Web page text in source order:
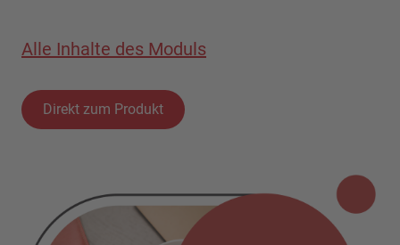
Alle Inhalte des Moduls
Direkt zum Produkt